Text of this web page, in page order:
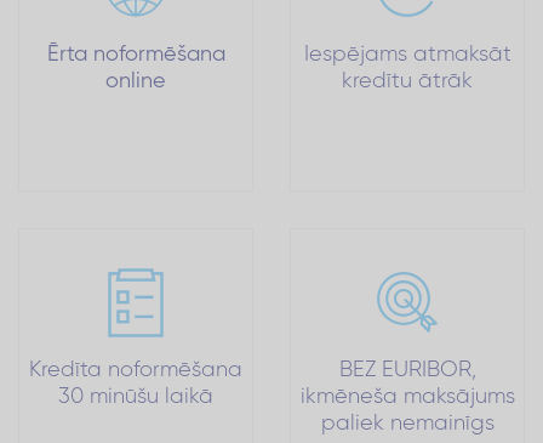
Ērta noformēšana
online
Iespējams atmaksāt
kredītu ātrāk
Kredīta noformēšana
30 minūšu laikā
BEZ EURIBOR,
ikmēneša maksājums
paliek nemainīgs